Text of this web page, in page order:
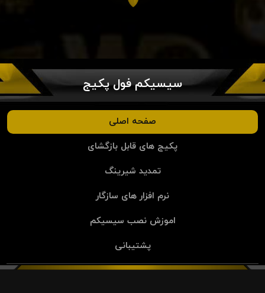
سیسیکم فول پکیج
صفحه اصلی
پکیج های قابل بازگشای
تمدید شیرینگ
نرم افزار های سازگار
اموزش نصب سیسیکم
پشتیبانی